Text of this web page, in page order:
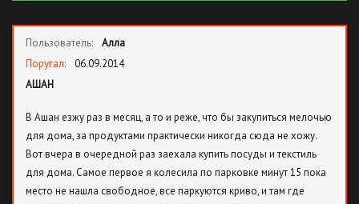
ответственности. Вызывайте милицию самостоятельно на 102.
Иногда не работают терминалы, но, что вы хотели от страны, где
периодически нет воды и света. От магазина это не зависит. Это
перегрузка банковского сервера. Некоторые товары не
эксплуатации, а также по истечении гарантийного срока.
Заповеди потребителей Ашана. 1. Не воруй. 2. Не ешь/пей до
оплаты. 3. Не хами. 4. Имей наличные. Соблюдая данные
правила вы будете довольны магазином. С уважением, Донской
Казак.
Пользователь:
Алла
Поругал:
06.09.2014
АШАН
В Ашан езжу раз в месяц, а то и реже, что бы закупиться мелочью
для дома, за продуктами практически никогда сюда не хожу.
Вот вчера в очередной раз заехала купить посуды и текстиль
для дома. Самое первое я колесила по парковке минут 15 пока
место не нашла свободное, все паркуются криво, и там где